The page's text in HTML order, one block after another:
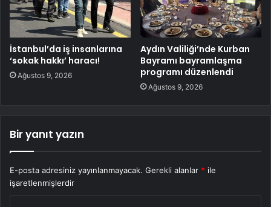
İstanbul’da iş insanlarına
‘sokak hakkı’ haracı!
Ağustos 9, 2026
Aydın Valiliği’nde Kurban
Bayramı bayramlaşma
programı düzenlendi
Ağustos 9, 2026
Bir yanıt yazın
E-posta adresiniz yayınlanmayacak. Gerekli alanlar * ile
işaretlenmişlerdir